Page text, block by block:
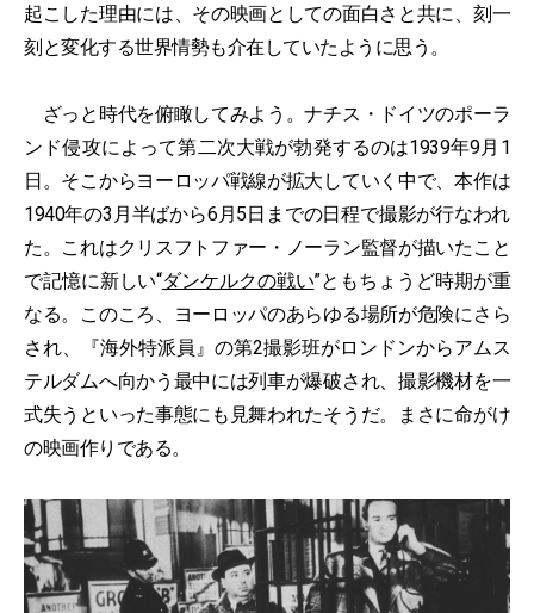
起こした理由には、その映画としての面白さと共に、刻一
刻と変化する世界情勢も介在していたように思う。
ざっと時代を俯瞰してみよう。ナチス・ドイツのポーラ
ンド侵攻によって第二次大戦が勃発するのは1939年9月1
日。そこからヨーロッパ戦線が拡大していく中で、本作は
1940年の3月半ばから6月5日までの日程で撮影が行なわれ
た。これはクリスフトファー・ノーラン監督が描いたこと
で記憶に新しい“ダンケルクの戦い”ともちょうど時期が重
なる。このころ、ヨーロッパのあらゆる場所が危険にさら
され、『海外特派員』の第2撮影班がロンドンからアムス
テルダムへ向かう最中には列車が爆破され、撮影機材を一
式失うといった事態にも見舞われたそうだ。まさに命がけ
の映画作りである。